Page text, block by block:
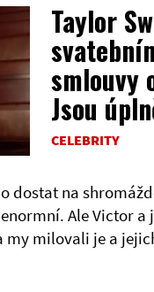
Taylor
smlouvy
Jsou
CELEBRITY
dostat na
Ale Victor
milovali je a